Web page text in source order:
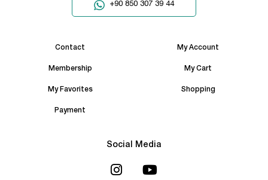
+90 850 307 39 44
Contact My Account
Membership My Cart
My Favorites Shopping
Payment
Social Media